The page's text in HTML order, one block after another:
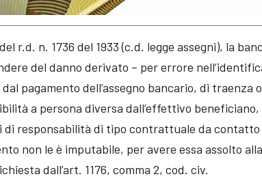
r.d. n. 1736 del 1933 (c.d. legge assegni), la
del danno derivato – per errore
pagamento dell’assegno bancario, di traenza
a persona diversa dall’effettivo beneficiano,
di responsabilità di tipo contrattuale da contatto
non le è imputabile, per avere essa assolto
dall’art. 1176, comma 2, cod. civ.